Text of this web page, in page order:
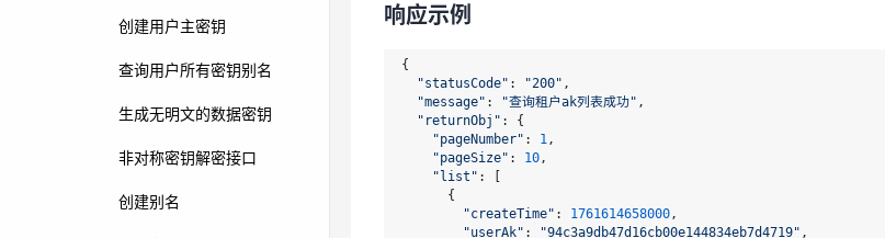
创建用户主密钥
查询用户所有密钥别名
生成无明文的数据密钥
非对称密钥解密接口
创建别名
"status"
    ],
"totalCount" : 1
状态码
响应示例
{
"statusCode" : "200" ,
"message" : "查询租户ak列表成功" ,
"returnObj" : {
"pageNumber" : 1 ,
"pageSize" : 10,
"list" : [
"createTime" : 1761614658000,
"userAk" : "94c3a9db47d16cb00e144834eb7d4719" ,